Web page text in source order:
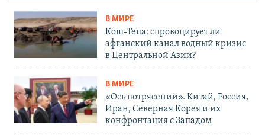
В МИРЕ
Кош-Тепа: спровоцирует ли
афганский канал водный кризис
в Центральной Азии?
В МИРЕ
«Ось потрясений». Китай, Россия,
Иран, Северная Корея и их
конфронтация с Западом